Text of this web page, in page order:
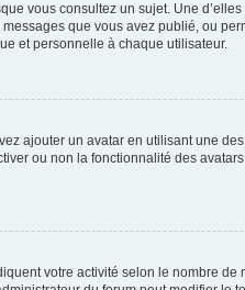
vous consultez un sujet. Une
que vous avez publié, ou
et personnelle à chaque utilisateur.
ajouter un avatar en utilisant une
ou non la fonctionnalité des
votre activité selon le nombre